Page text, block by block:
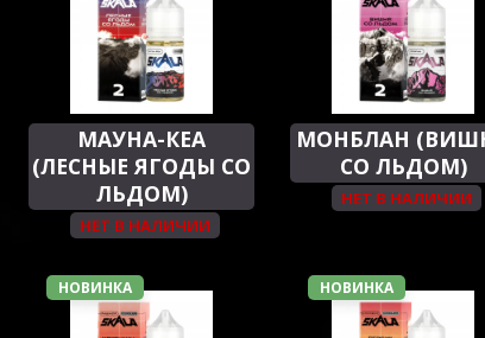
МАУНА-КЕА
(ЛЕСНЫЕ ЯГОДЫ СО
ЛЬДОМ)
НЕТ В НАЛИЧИИ
МОНБЛАН
СО ЛЬДОМ)
НЕТ В НАЛИЧИИ
НОВИНКА НОВИНКА